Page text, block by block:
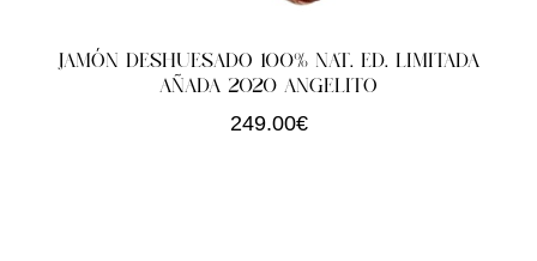
JAMÓN DESHUESADO 100% NAT. ED. LIMITADA
AÑADA 2020 ANGELITO
249.00€